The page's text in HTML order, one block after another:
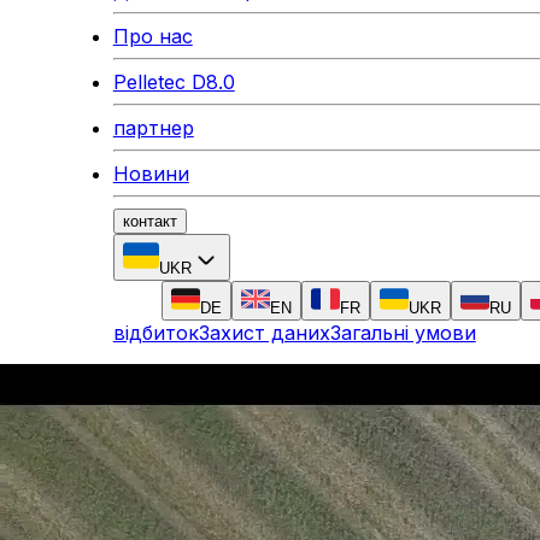
Про нас
Pelletec D8.0
партнер
Новини
контакт
UKR
DE EN FR UKR RU
відбитокЗахист данихЗагальні умови